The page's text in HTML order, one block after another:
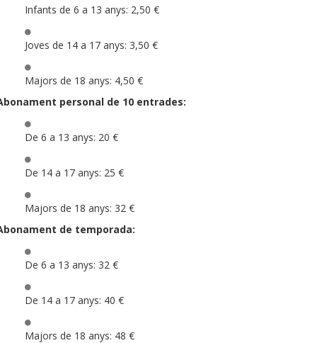
Infants de 6 a 13 anys: 2,50 €
Joves de 14 a 17 anys: 3,50 €
Majors de 18 anys: 4,50 €
personal de 10 entrades:
De 6 a 13 anys: 20 €
De 14 a 17 anys: 25 €
Majors de 18 anys: 32 €
de temporada:
De 6 a 13 anys: 32 €
De 14 a 17 anys: 40 €
Majors de 18 anys: 48 €